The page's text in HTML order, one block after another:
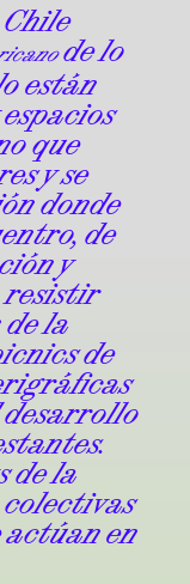
de lo
están
que
y se
donde
de
y
resistir
la
de
desarrollo
de la
actúan en